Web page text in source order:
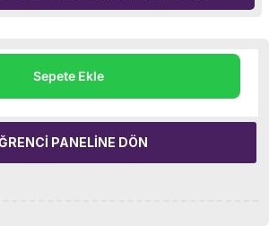
Sepete Ekle
PANELINE DÖN